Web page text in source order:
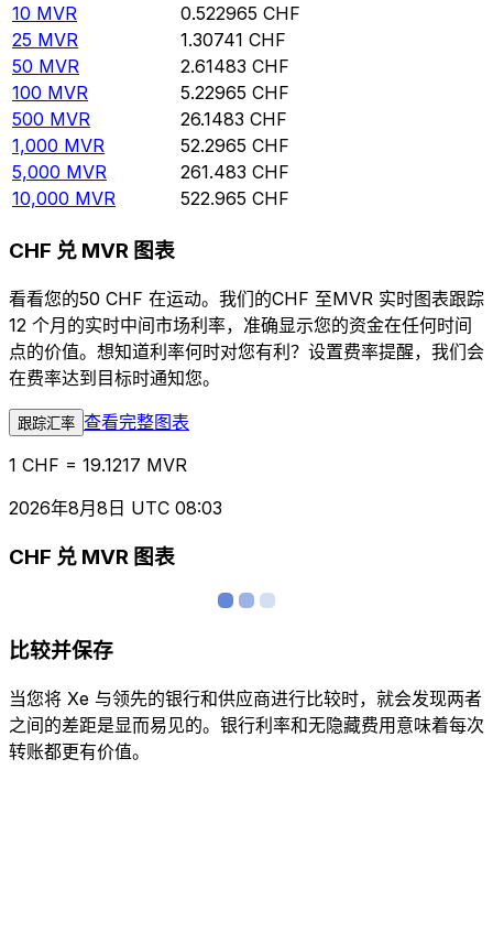
10 MVR 0.522965 CHF
25 MVR 1.30741 CHF
50 MVR 2.61483 CHF
100 MVR 5.22965 CHF
500 MVR 26.1483 CHF
1,000 MVR 52.2965 CHF
5,000 MVR 261.483 CHF
10,000 MVR 522.965 CHF
CHF 兑 MVR 图表
看看您的50 CHF 在运动。我们的CHF 至MVR 实时图表跟踪
12 个月的实时中间市场利率，准确显示您的资金在任何时间
点的价值。想知道利率何时对您有利？设置费率提醒，我们会
在费率达到目标时通知您。
跟踪汇率 查看完整图表
1 CHF = 19.1217 MVR
2026年8月8日 UTC 08:03
CHF 兑 MVR 图表
比较并保存
当您将 Xe 与领先的银行和供应商进行比较时，就会发现两者
之间的差距是显而易见的。银行利率和无隐藏费用意味着每次
转账都更有价值。